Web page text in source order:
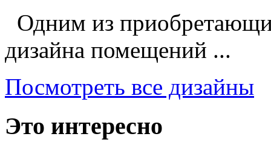
Одним из
дизайна помещений ...
Посмотреть все дизайны
Это интересно